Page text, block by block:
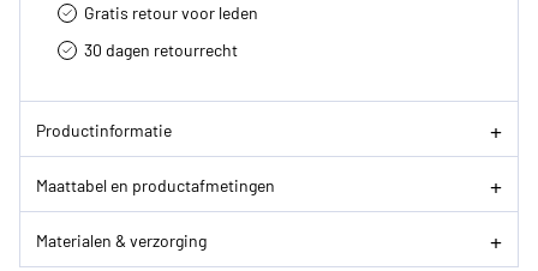
Gratis retour voor leden
30 dagen retourrecht­
Productinformatie
Maattabel en productafmetingen
Materialen & verzorging